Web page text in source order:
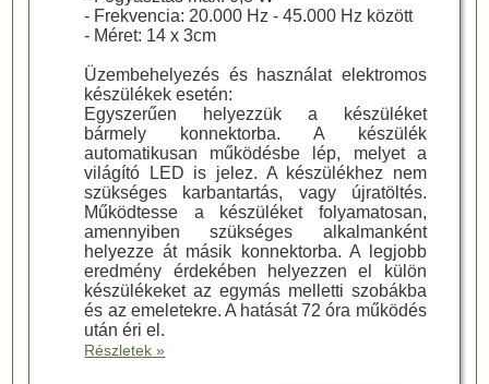
- Frekvencia: 20.000 Hz - 45.000 Hz között
- Méret: 14 x 3cm
Üzembehelyezés és használat elektromos
készülékek esetén:
Egyszerűen helyezzük a készüléket
bármely konnektorba. A készülék
automatikusan működésbe lép, melyet a
világító LED is jelez. A készülékhez nem
szükséges karbantartás, vagy újratöltés.
Működtesse a készüléket folyamatosan,
amennyiben szükséges alkalmanként
helyezze át másik konnektorba. A legjobb
eredmény érdekében helyezzen el külön
készülékeket az egymás melletti szobákba
és az emeletekre. A hatását 72 óra működés
után éri el.
Részletek »